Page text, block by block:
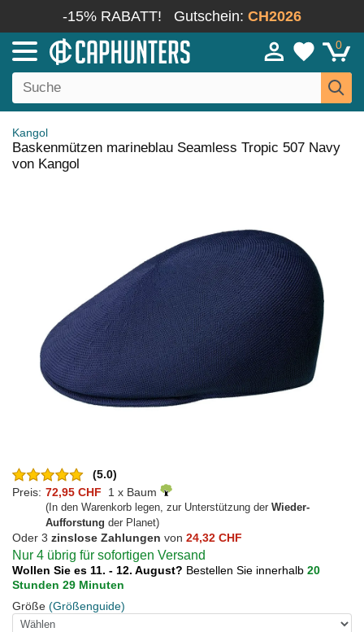
-15% RABATT! Gutschein: CH2026
0
Kangol
Baskenmützen marineblau Seamless Tropic 507 Navy
von Kangol
(5.0)
Preis: 72,95 CHF 1 x Baum
(In den Warenkorb legen, zur Unterstützung der Wieder-
Aufforstung der Planet)
Oder 3 zinslose Zahlungen von 24,32 CHF
Nur 4 übrig für sofortigen Versand
Wollen Sie es 11. - 12. August? Bestellen Sie innerhalb 20
Stunden 29 Minuten
Größe (Größenguide)